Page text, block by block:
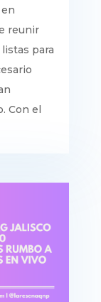
reunir
para
Con el